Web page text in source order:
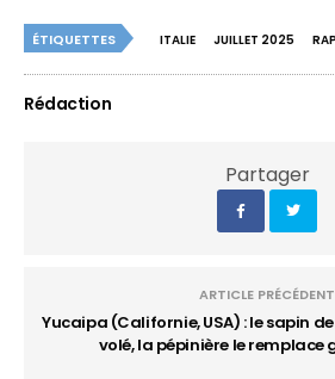
ÉTIQUETTES ITALIE JUILLET 2025
Rédaction
Partager
ARTICLE PRÉCÉDENT
Yucaipa (Californie, USA) : le sapin
volé, la pépinière le